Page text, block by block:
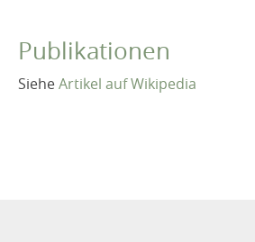
Publikationen
SieheArtikel auf Wikipedia